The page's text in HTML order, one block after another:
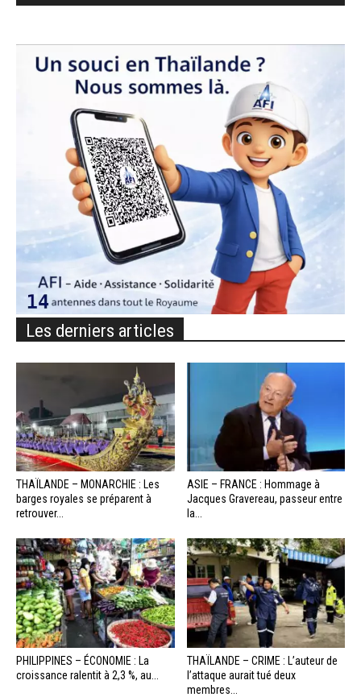
Les derniers articles
THAÏLANDE – MONARCHIE : Les
barges royales se préparent à
retrouver...
ASIE – FRANCE : Hommage à
Jacques Gravereau, passeur entre
la...
PHILIPPINES – ÉCONOMIE : La
croissance ralentit à 2,3 %, au...
THAÏLANDE – CRIME : L’auteur de
l’attaque aurait tué deux
membres...